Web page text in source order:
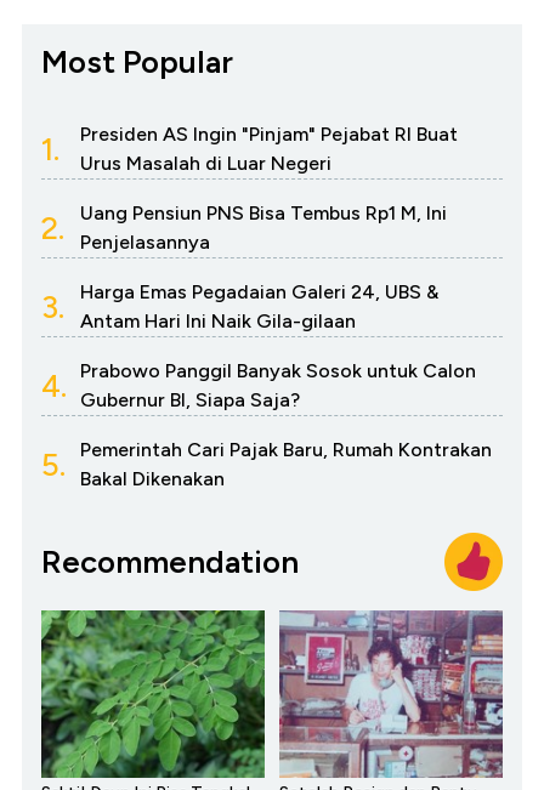
Most Popular
1.
Presiden AS Ingin "Pinjam" Pejabat RI Buat
Urus Masalah di Luar Negeri
2.
Uang Pensiun PNS Bisa Tembus Rp1 M, Ini
Penjelasannya
3.
Harga Emas Pegadaian Galeri 24, UBS &
Antam Hari Ini Naik Gila-gilaan
4.
Prabowo Panggil Banyak Sosok untuk Calon
Gubernur BI, Siapa Saja?
5.
Pemerintah Cari Pajak Baru, Rumah Kontrakan
Bakal Dikenakan
Recommendation